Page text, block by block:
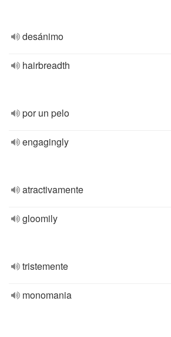
desánimo
hairbreadth
por un pelo
engagingly
atractivamente
gloomily
tristemente
monomania